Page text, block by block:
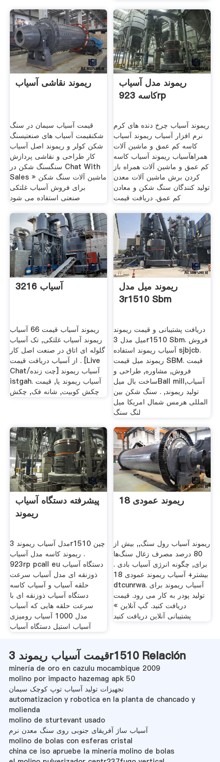
ریموند نقاشی آسیاب
قیمت آسیاب سیمان در سنگ
شکنقیمت آسیاب های صنعتیسنگ
شکن کولر و ریموند اصل آسیاب
کار طراحی و نقاشی پردازش
سنگسنگ شکن در Chat With
Sales » ماشین آلات سنگ شکن
برای فروش آسیاب غلتکی
صنعتی استفاده می شود
ریموند مدل آسیاب
کاسه 923rp
ریموند آسیاب چرخ دنده های کرم
نرم افزار آسیاب ریموند آسیاب
کاسه کم عمق و ماشین آلات
همراهآسیاب ریموند آسیاب کاسه
کم عمق و ماشین آلات همراه باز
کردن برش ماشین آلات معدن
تولید کنندگان سنگ شکن و معادن
کم عمق. دریافت قیمت
آسیاب 3216
ریموند آسیاب قیمت 66 آسیاب
ریموند آسیاب غلتکی, تک آسیاب
گلوله ای اتاق در صنعت اصل کار
از آسیاب دریافت قیمت . [Live
Chat/چت زنده] آسیاب ریموند
istgah. آسیاب ریموند یا, قیمت
چکش کوبیت, شانه فک, چکش
ریموند میل مدل
3r1510 Sbm
دریافت پشتیبانی و قیمت ریموند
میل مدل 3r1510 Sbm. فروش
آسیاب ریموند استفاده sjbjcb.
ریموند میل قیمت SBM. قیمت
فروش, مشاوره, طراحی و
ساخت بال میلBall millآسیاب,
تولید ریموند, . سنگ شکن بین
المللی هرمس شمال امریکا میل
لنگ سنگ
پیشرفته دستگاه آسیاب
ریموند
مدل آسیاب ریموند 3r1510 چین
. ریموند کاسه مدل آسیاب
923rp pcall eu دستگاه آسیاب
ذوزنقه ای مدل آسیاب سرعت
حلقه آسیاب و آسیاب کاسه
دستگاه آسیاب ذوزنقه ای با
سرعت حلقه هایی که آسیاب
مدل 1000 آسیاب رومیزی
آسیاب استیل دستگاه آسیاب
ریموند عمودی 18
ریموند آسیاب رول سنگ,, بیش از
80 درصد مصرف زغال سنگ‌ها
برای, چگونه انرژی آسیاب بادی .
بیشتر+ آسیاب ریموند عمودی 18
dtcunrwa. آسیاب ریموند برای
تولید پودر به کار می رود. قیمت
دریافت کنید. گپ آنلاین »
پشتیبانی آنلاین دریافت کنید
قیمت آسیاب ریموند 3r1510 Relación
minería de oro en cazulu mocambique 2009
molino por impacto hazemag apk 50
تجهیزات تولید آسیاب توپ کوچک سیمان
automatizacion y robotica en la planta de chancado y
molienda
molino de sturtevant usado
آسیاب ساژ آفریقای جنوبی روی سنگ معدن نرم
molino de bolas con esferas cristal
china ce iso apruebe la minería molino de bolas